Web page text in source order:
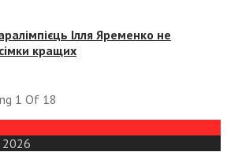
Ілля Яременко не
кращих
1 Of 18
2026